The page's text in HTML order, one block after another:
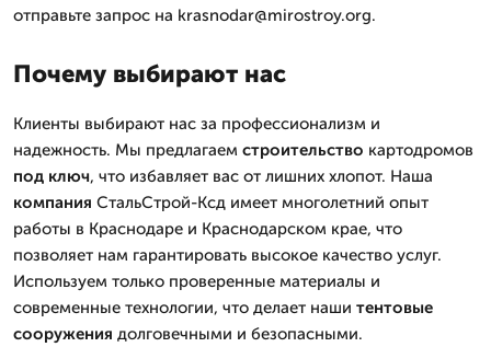
отправьте запрос на krasnodar@mirostroy.org.
Почему выбирают нас
Клиенты выбирают нас за профессионализм и
надежность. Мы предлагаем строительство картодромов
под ключ, что избавляет вас от лишних хлопот. Наша
компания СтальСтрой-Ксд имеет многолетний опыт
работы в Краснодаре и Краснодарском крае, что
позволяет нам гарантировать высокое качество услуг.
Используем только проверенные материалы и
современные технологии, что делает наши тентовые
сооружения долговечными и безопасными.